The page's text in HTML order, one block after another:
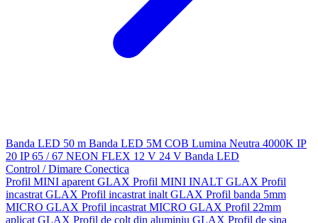
Banda LED 50 m Banda LED 5M COB Lumina Neutra 4000K IP
20 IP 65 / 67 NEON FLEX 12 V 24 V Banda LED
Control / Dimare Conectica
Profil MINI aparent GLAX Profil MINI INALT GLAX Profil
incastrat GLAX Profil incastrat inalt GLAX Profil banda 5mm
MICRO GLAX Profil incastrat MICRO GLAX Profil 22mm
aplicat GLAX Profil de colt din aluminiu GLAX Profil de sina